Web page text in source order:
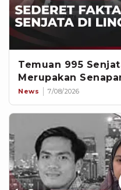
Temuan 995
Merupakan
News 7/08/2026